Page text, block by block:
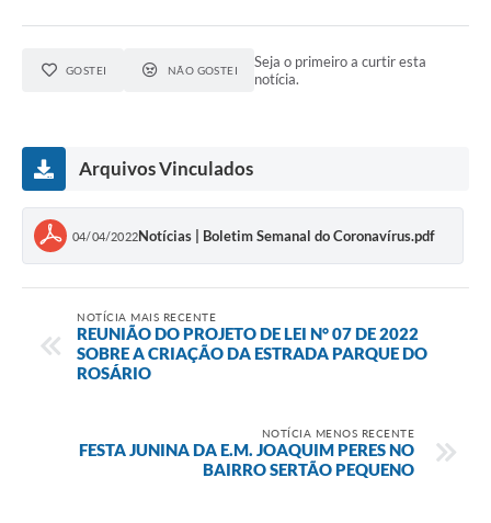
GOSTEI NÃO GOSTEI
Seja o primeiro a curtir esta
notícia.
Arquivos Vinculados
04/04/2022Notícias | Boletim Semanal do Coronavírus.pdf
NOTÍCIA MAIS RECENTE
REUNIÃO DO PROJETO DE LEI N° 07 DE 2022
SOBRE A CRIAÇÃO DA ESTRADA PARQUE DO
ROSÁRIO
NOTÍCIA MENOS RECENTE
FESTA JUNINA DA E.M. JOAQUIM PERES NO
BAIRRO SERTÃO PEQUENO